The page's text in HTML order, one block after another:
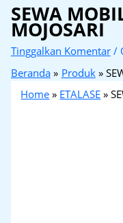
SEWA
MOJOSARI
Tinggalkan Komentar /
Beranda
Produk
Home » ETALASE »